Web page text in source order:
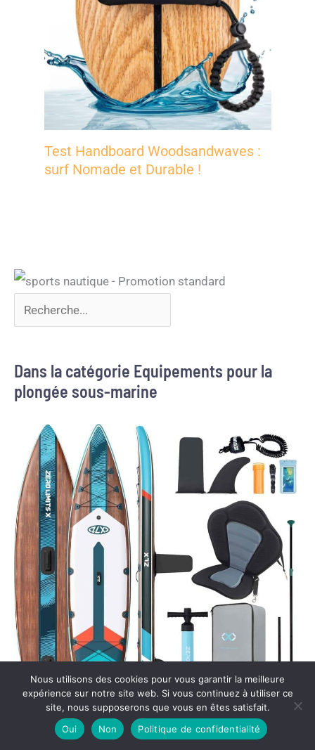
Test Handboard Woodsandwaves :
surf Nomade et Durable !
Dans la catégorie Equipements pour la
plongée sous-marine
Test : planche de paddle ZLX Touring 350cm avec siège
Nous utilisons des cookies pour vous garantir la meilleure
expérience sur notre site web. Si vous continuez à utiliser ce
site, nous supposerons que vous en êtes satisfait.
Oui
Non Politique de confidentialité